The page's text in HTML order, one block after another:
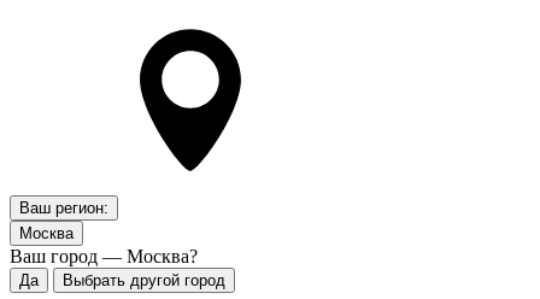
Ваш регион:
Москва
Ваш город — Москва?
Да Выбрать другой город